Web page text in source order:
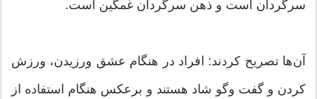
سرگردان است و ذهن سرگردان غمگين است.
آن‌ها تصريح كردند: افراد در هنگام عشق ورزيدن، ورزش
كردن و گفت وگو شاد هستند و برعكس هنگام استفاده از